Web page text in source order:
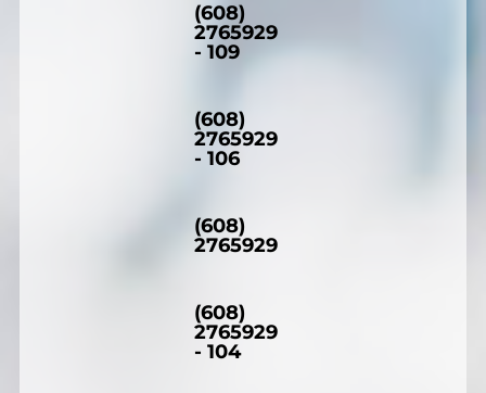
(608)
2765929
- 109
(608)
2765929
- 106
(608)
2765929
(608)
2765929
- 104